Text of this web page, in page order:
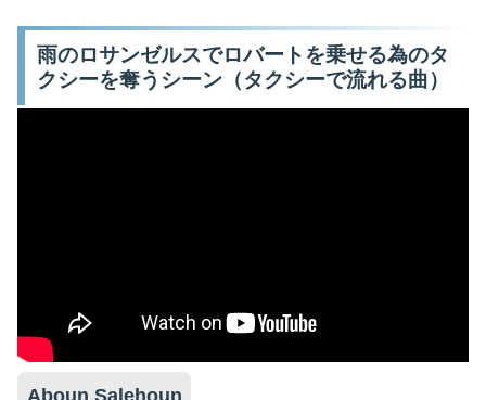
雨のロサンゼルスでロバートを乗せる為のタ
クシーを奪うシーン（タクシーで流れる曲）
Aboun Salehoun